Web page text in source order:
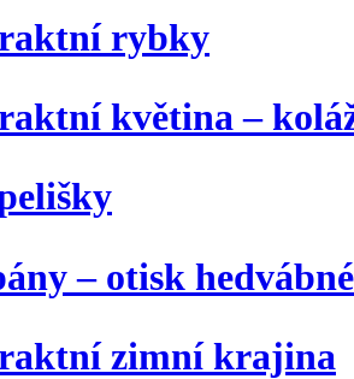
rybky
květina –
– otisk
zimní krajina